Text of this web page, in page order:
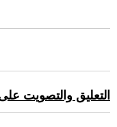
التعليق والتصويت